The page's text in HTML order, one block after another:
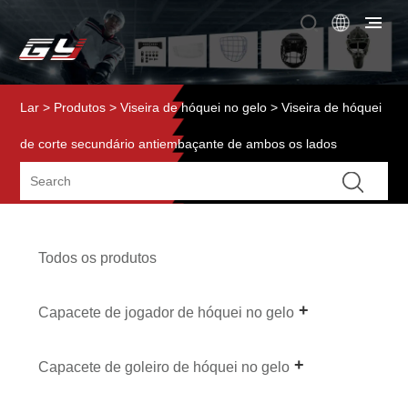
Lar > Produtos >Viseira de hóquei no gelo > Viseira de hóquei
de corte secundário antiembaçante de ambos os lados
Todos os produtos
Capacete de jogador de hóquei no gelo
Capacete de goleiro de hóquei no gelo